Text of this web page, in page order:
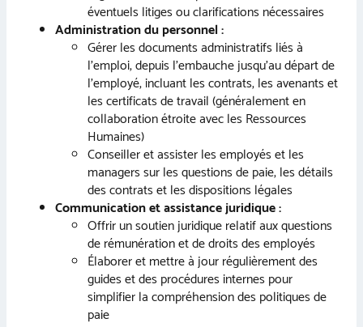
éventuels litiges ou clarifications nécessaires
Administration du personnel :
Gérer les documents administratifs liés à
l’emploi, depuis l’embauche jusqu’au départ de
l’employé, incluant les contrats, les avenants et
les certificats de travail (généralement en
collaboration étroite avec les Ressources
Humaines)
Conseiller et assister les employés et les
managers sur les questions de paie, les détails
des contrats et les dispositions légales
Communication et assistance juridique :
Offrir un soutien juridique relatif aux questions
de rémunération et de droits des employés
Élaborer et mettre à jour régulièrement des
guides et des procédures internes pour
simplifier la compréhension des politiques de
paie